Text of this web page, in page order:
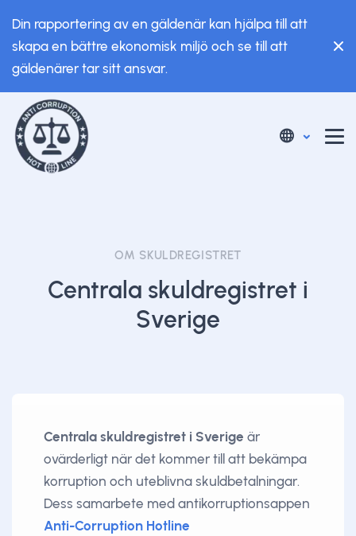
Din rapportering av en gäldenär kan hjälpa till att
skapa en bättre ekonomisk miljö och se till att
gäldenärer tar sitt ansvar.
OM SKULDREGISTRET
Centrala skuldregistret i
Sverige
Centrala skuldregistret i Sverige är
ovärderligt när det kommer till att bekämpa
korruption och uteblivna skuldbetalningar.
Dess samarbete med antikorruptionsappen
Anti-Corruption Hotline